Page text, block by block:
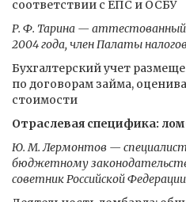
соответствии с ЕПС и ОСБУ
Р. Ф. Тарина — аттестованный
2004 года, член Палаты
Бухгалтерский учет
по договорам займа,
стоимости
Отраслевая специфика:
Ю. М. Лермонтов — специалист
бюджетному
советник Российской